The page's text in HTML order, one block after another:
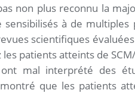
non plus reconnu la
à de multiples
scientifiques
patients atteints de SCM/
ont mal interprété des
que les patients